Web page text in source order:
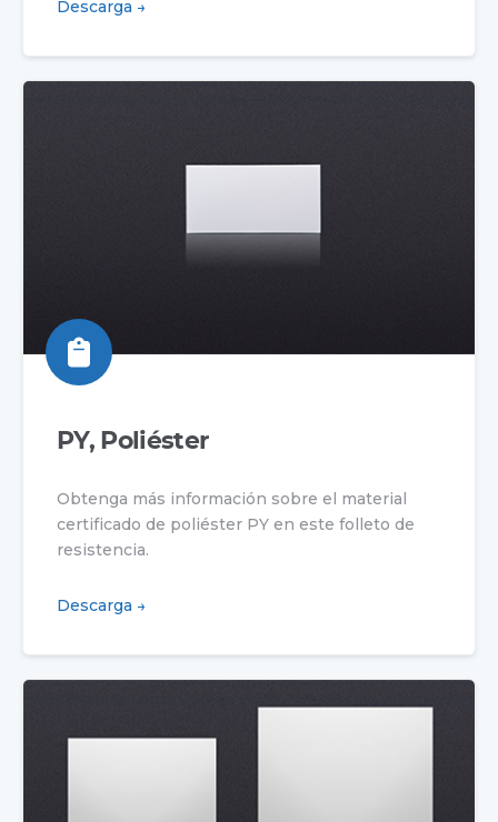
Descarga →
PY, Poliéster
Obtenga más información sobre el material
certificado de poliéster PY en este folleto de
resistencia.
Descarga →